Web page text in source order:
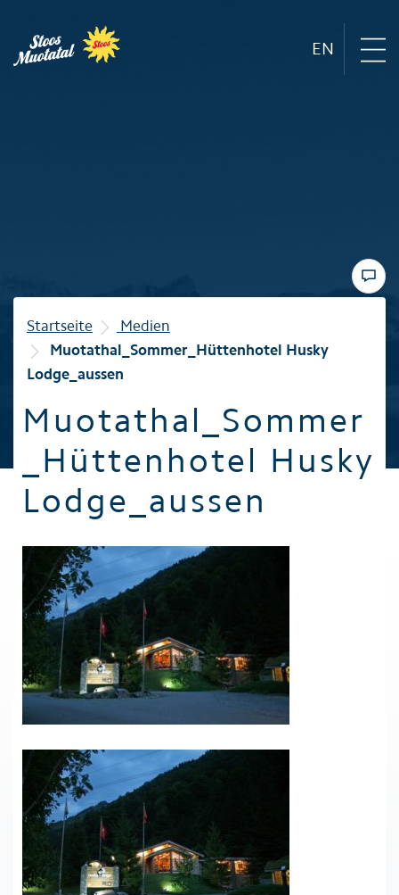
EN
Winter
Familie
Startseite
Medien
Muotathal_Sommer_Hüttenhotel Husky
Lodge_aussen
Muotathal_Sommer
_Hüttenhotel Husky
Lodge_aussen